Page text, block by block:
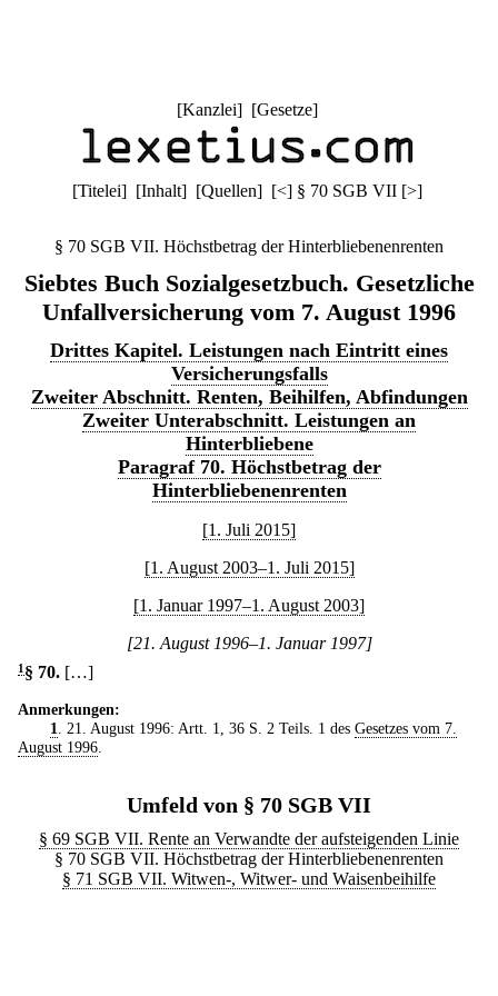
[Kanzlei] [Gesetze]
[Titelei] [Inhalt] [Quellen] [<] § 70 SGB VII [>]
§ 70 SGB VII. Höchstbetrag der Hinterbliebenenrenten
Siebtes Buch Sozialgesetzbuch. Gesetzliche
Unfallversicherung vom 7. August 1996
Drittes Kapitel. Leistungen nach Eintritt eines
Versicherungsfalls
Zweiter Abschnitt. Renten, Beihilfen, Abfindungen
Zweiter Unterabschnitt. Leistungen an
Hinterbliebene
Paragraf 70. Höchstbetrag der
Hinterbliebenenrenten
[1. Juli 2015]
[1. August 2003–1. Juli 2015]
[1. Januar 1997–1. August 2003]
[21. August 1996–1. Januar 1997]
1 § 70. […]
Anmerkungen:
1
. 21. August 1996: Artt. 1, 36 S. 2 Teils. 1 des Gesetzes vom 7.
August 1996
Umfeld von § 70 SGB VII
§ 69 SGB VII. Rente an Verwandte der aufsteigenden Linie
§ 70 SGB VII. Höchstbetrag der Hinterbliebenenrenten
§ 71 SGB VII. Witwen-, Witwer- und Waisenbeihilfe